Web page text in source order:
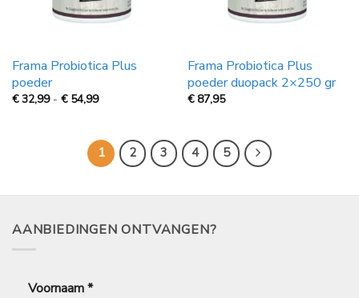
Frama Probiotica Plus
poeder
€32,99 - € 54,99Prijsklasse:
€
54,99
Frama Probiotica Plus
poeder duopack 2×250 gr
€87,95
1 2 3 4 5
AANBIEDINGEN ONTVANGEN?
Voornaam*